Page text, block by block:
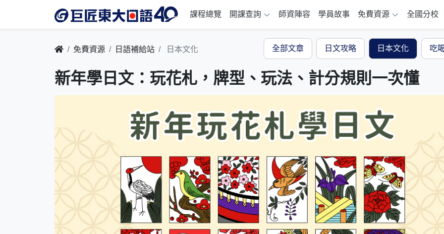
課程總覽 開課查詢 師資陣容 學員故事 免費資源 全國分校
免費資源 日語補給站 日本文化 全部文章 日文攻略 日本文化 吃
新年學日文：玩花札，牌型、玩法、計分規則一次懂